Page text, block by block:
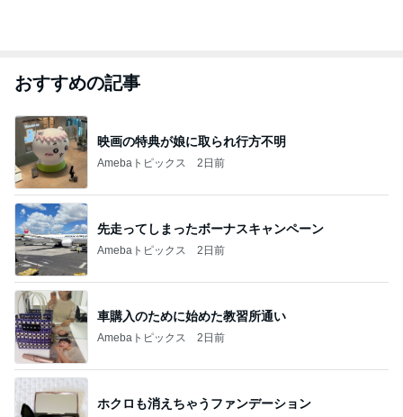
おすすめの記事
映画の特典が娘に取られ行方不明
Amebaトピックス 2日前
先走ってしまったボーナスキャンペーン
Amebaトピックス 2日前
車購入のために始めた教習所通い
Amebaトピックス 2日前
ホクロも消えちゃうファンデーション